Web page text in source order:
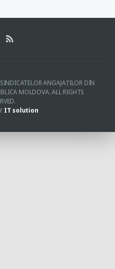
ANGAJAŢILOR DIN
MOLDOVA. ALL RIGHTS
IT solution